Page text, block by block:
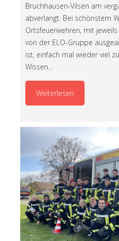
Bruchhausen-Vilsen am
abverlangt. Bei schönstem
Ortsfeuerwehren, mit
von der ELO-Gruppe
ist, einfach mal wieder viel
Wissen…
Weiterlesen